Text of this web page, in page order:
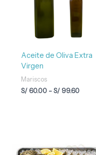
Aceite de Oliva Extra
Virgen
Mariscos
S/60.00 - S/99.60